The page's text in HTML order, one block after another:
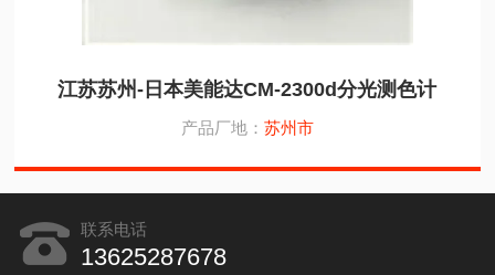
江苏苏州-日本美能达CM-2300d分光测色计
产品厂地： 苏州市
联系电话
13625287678